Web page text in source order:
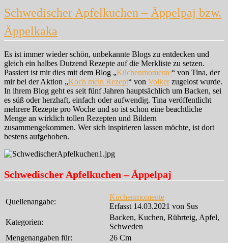
Schwedischer Apfelkuchen – Äppelpaj bzw.
Äppelkaka
Es ist immer wieder schön, unbekannte Blogs zu entdecken und
gleich ein halbes Dutzend Rezepte auf die Merkliste zu setzen.
Passiert ist mir dies mit dem Blog „Küchenmomente“ von Tina, der
mir bei der Aktion „Koch mein Rezept“ von Volkerzugelost wurde.
In ihrem Blog geht es seit fünf Jahren hauptsächlich um Backen, sei
es süß oder herzhaft, einfach oder aufwendig. Tina veröffentlicht
mehrere Rezepte pro Woche und so ist schon eine beachtliche
Menge an wirklich tollen Rezepten und Bildern
zusammengekommen. Wer sich inspirieren lassen möchte, ist dort
bestens aufgehoben.
Schwedischer Apfelkuchen – Äppelpaj
Quellenangabe:
Küchenmomente
Erfasst 14.03.2021 von Sus
Kategorien:
Backen, Kuchen, Rührteig, Apfel,
Schweden
Mengenangaben für:
26 Cm